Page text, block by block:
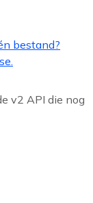
bestand?
v2 API die nog